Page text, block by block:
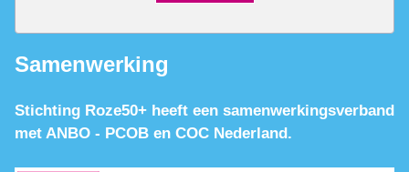
Samenwerking
Stichting Roze50+ heeft een samenwerkingsverband
met ANBO - PCOB en COC Nederland.